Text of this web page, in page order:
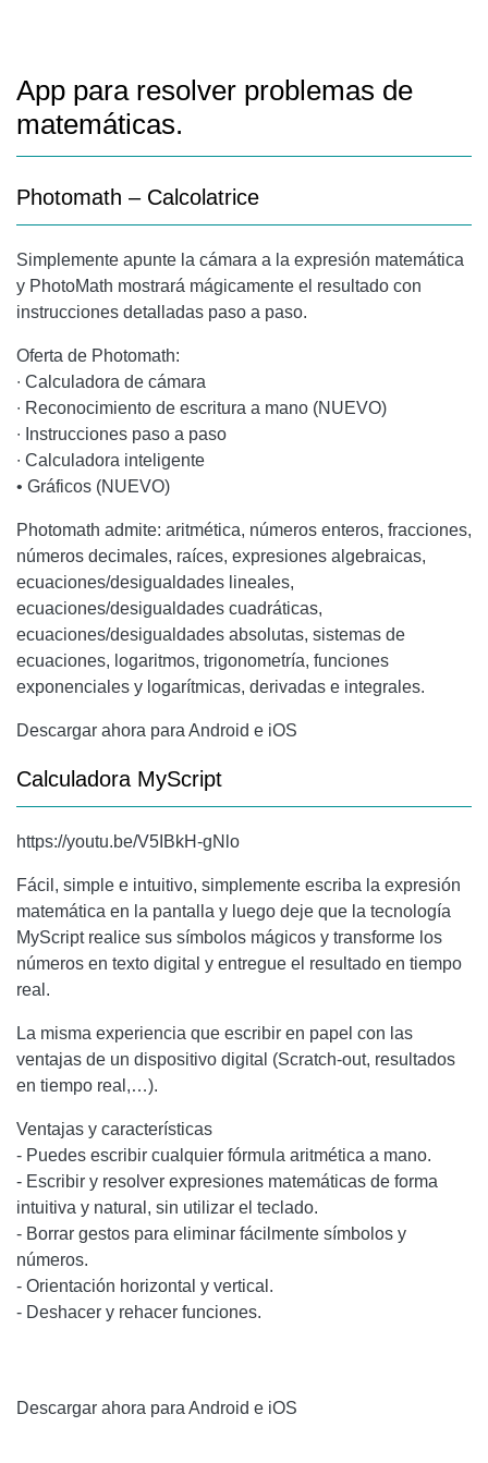
App para resolver problemas de
matemáticas.
Photomath – Calcolatrice
Simplemente apunte la cámara a la expresión matemática
y PhotoMath mostrará mágicamente el resultado con
instrucciones detalladas paso a paso.
Oferta de Photomath:
∙ Calculadora de cámara
∙ Reconocimiento de escritura a mano (NUEVO)
∙ Instrucciones paso a paso
∙ Calculadora inteligente
• Gráficos (NUEVO)
Photomath admite: aritmética, números enteros, fracciones,
números decimales, raíces, expresiones algebraicas,
ecuaciones/desigualdades lineales,
ecuaciones/desigualdades cuadráticas,
ecuaciones/desigualdades absolutas, sistemas de
ecuaciones, logaritmos, trigonometría, funciones
exponenciales y logarítmicas, derivadas e integrales.
Descargar ahora para Android e iOS
Calculadora MyScript
https://youtu.be/V5IBkH-gNlo
Fácil, simple e intuitivo, simplemente escriba la expresión
matemática en la pantalla y luego deje que la tecnología
MyScript realice sus símbolos mágicos y transforme los
números en texto digital y entregue el resultado en tiempo
real.
La misma experiencia que escribir en papel con las
ventajas de un dispositivo digital (Scratch-out, resultados
en tiempo real,…).
Ventajas y características
- Puedes escribir cualquier fórmula aritmética a mano.
- Escribir y resolver expresiones matemáticas de forma
intuitiva y natural, sin utilizar el teclado.
- Borrar gestos para eliminar fácilmente símbolos y
números.
- Orientación horizontal y vertical.
- Deshacer y rehacer funciones.
Descargar ahora para Android e iOS